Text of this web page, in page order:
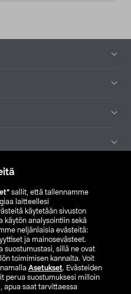
sallit, että tallennamme
laitteellesi
käytetään sivuston
käytön analysointiin sekä
neljänlaisia evästeitä:
ja mainosevästeet.
suostumustasi, sillä ne ovat
toimimisen kannalta. Voit
Asetukset. Evästeiden
perua suostumuksesi milloin
apua saat tarvittaessa
FI
SV